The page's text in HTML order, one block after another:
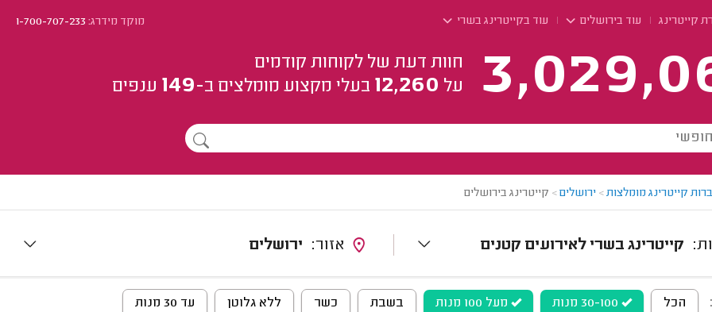
קייטרינג עוד בירושלים עוד בקייטרינג בשרי מוקד מידרג:1-700-707-233
חוות דעת של לקוחות קודמים
על 12,260 בעלי מקצוע מומלצים ב-149 ענפים
קייטרינג מומלצות> ירושלים> קייטרינג בירושלים
קייטרינג בשרי לאירועים קטנים ירושלים
הכל מעל 100 מנות בשבת כשר ללא גלוטן עד 30 מנות